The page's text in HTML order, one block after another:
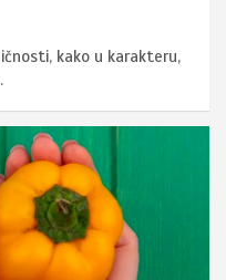
kako u karakteru,